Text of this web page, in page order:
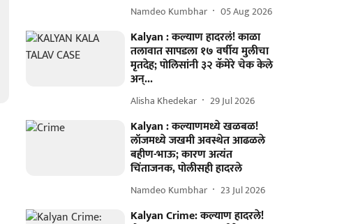
Namdeo Kumbhar 05 Aug 2026
Kalyan : कल्याण हादरलं! काळा
तलावात सापडला १७ वर्षीय मुलीचा
मृतदेह; पोलिसांनी ३२ कॅमेरे चेक केले
अन्...
Alisha Khedekar 29 Jul 2026
Kalyan : कल्याणमध्ये खळबळ!
लॉजमध्ये जखमी अवस्थेत आढळले
बहीण-भाऊ; कारण अत्यंत
चिंताजनक, पोलीसही हादरले
Namdeo Kumbhar 23 Jul 2026
Kalyan Crime: कल्याण हादरले!